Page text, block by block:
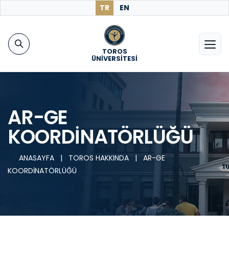
TR EN
TOROS
ÜNİVERSİTESİ
AR-GE
KOORDİNATÖRLÜĞÜ
ANASAYFA | TOROS HAKKINDA |
AR-GE
KOORDİNATÖRLÜĞÜ